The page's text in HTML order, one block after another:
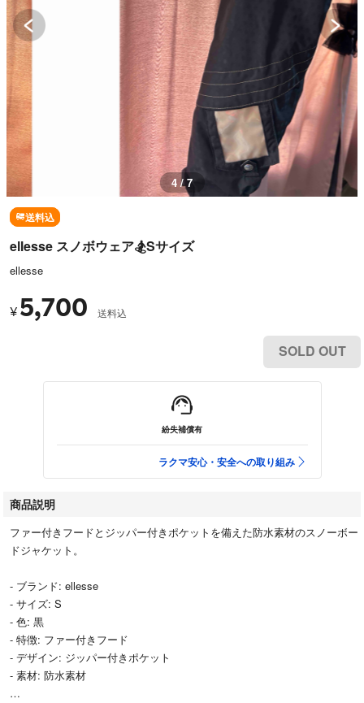
4 / 7
送料込
ellesse スノボウェア🏂Sサイズ
ellesse
¥ 5,700 送料込
SOLD OUT
紛失補償有
ラクマ安心・安全への取り組み
商品説明
ファー付きフードとジッパー付きポケットを備えた防水素材のスノーボー
ドジャケット。
- ブランド: ellesse
- サイズ: S
- 色: 黒
- 特徴: ファー付きフード
- デザイン: ジッパー付きポケット
- 素材: 防水素材